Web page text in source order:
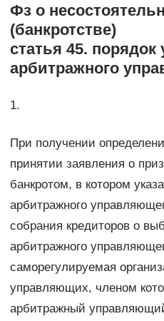
Фз о
(банкротстве)
статья 45.
арбитражного
1.
При получении
принятии заявления о
банкротом, в котором
арбитражного
собрания кредиторов о
арбитражного
саморегулируемая
управляющих, членом
арбитражный